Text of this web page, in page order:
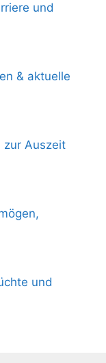
und
& aktuelle
zur Auszeit
und